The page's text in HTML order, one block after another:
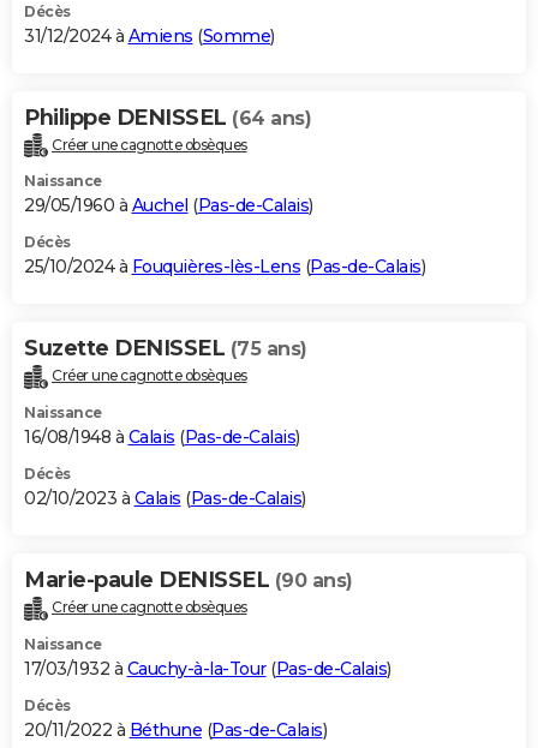
Décès
31/12/2024 à Amiens (Somme)
Philippe DENISSEL (64 ans)
Créer une cagnotte obsèques
Naissance
29/05/1960 à Auchel (Pas-de-Calais)
Décès
25/10/2024 à Fouquières-lès-Lens (Pas-de-Calais)
Suzette DENISSEL (75 ans)
Créer une cagnotte obsèques
Naissance
16/08/1948 à Calais (Pas-de-Calais)
Décès
02/10/2023 à Calais (Pas-de-Calais)
Marie-paule DENISSEL (90 ans)
Créer une cagnotte obsèques
Naissance
17/03/1932 à Cauchy-à-la-Tour(Pas-de-Calais)
Décès
20/11/2022 à Béthune (Pas-de-Calais)